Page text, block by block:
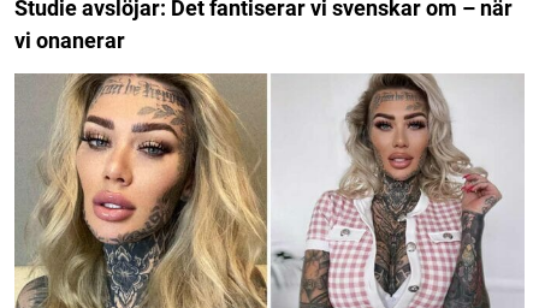
Studie avslöjar: Det fantiserar vi svenskar om – när
vi onanerar